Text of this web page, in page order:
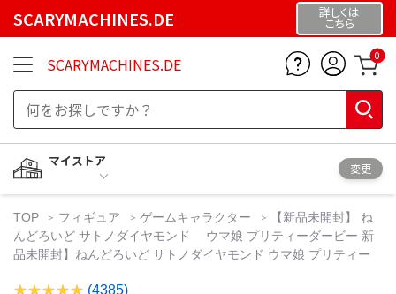
SCARYMACHINES.DE 詳しくは
こちら
SCARYMACHINES.DE 0
マイストア
変更
TOP フィギュア ゲームキャラクター
【新品未開封】 ね
んどろいど サトノダイヤモンド ウマ娘 プリティーダービー 新
品未開封】ねんどろいど サトノダイヤモンド ウマ娘 プリティー
(4385)